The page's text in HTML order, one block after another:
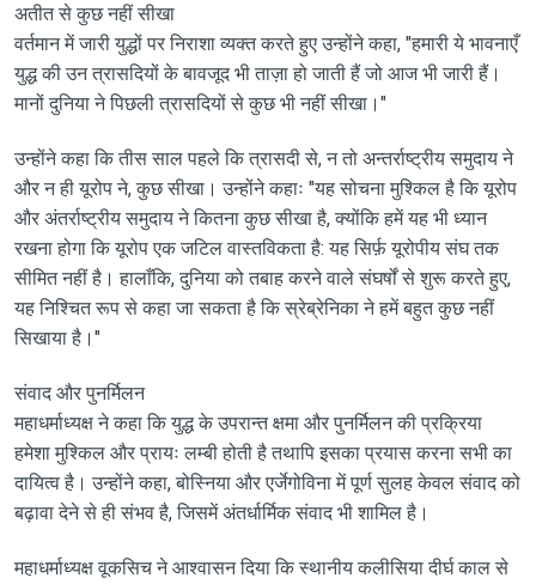
अतीत से कुछ नहीं सीखा
वर्तमान में जारी युद्धों पर निराशा व्यक्त करते हुए उन्होंने कहा, "हमारी ये भावनाएँ
युद्ध की उन त्रासदियों के बावजूद भी ताज़ा हो जाती हैं जो आज भी जारी हैं।
मानों दुनिया ने पिछली त्रासदियों से कुछ भी नहीं सीखा।"
उन्होंने कहा कि तीस साल पहले कि त्रासदी से, न तो अन्तर्राष्ट्रीय समुदाय ने
और न ही यूरोप ने, कुछ सीखा। उन्होंने कहाः "यह सोचना मुश्किल है कि यूरोप
और अंतर्राष्ट्रीय समुदाय ने कितना कुछ सीखा है, क्योंकि हमें यह भी ध्यान
रखना होगा कि यूरोप एक जटिल वास्तविकता है: यह सिर्फ़ यूरोपीय संघ तक
सीमित नहीं है। हालाँकि, दुनिया को तबाह करने वाले संघर्षों से शुरू करते हुए,
यह निश्चित रूप से कहा जा सकता है कि स्रेब्रेनिका ने हमें बहुत कुछ नहीं
सिखाया है।"
संवाद और पुनर्मिलन
महाधर्माध्यक्ष ने कहा कि युद्ध के उपरान्त क्षमा और पुनर्मिलन की प्रक्रिया
हमेशा मुश्किल और प्रायः लम्बी होती है तथापि इसका प्रयास करना सभी का
दायित्व है। उन्होंने कहा, बोस्निया और एर्जेगोविना में पूर्ण सुलह केवल संवाद को
बढ़ावा देने से ही संभव है, जिसमें अंतर्धार्मिक संवाद भी शामिल है।
महाधर्माध्यक्ष वूकसिच ने आश्वासन दिया कि स्थानीय कलीसिया दीर्घ काल से